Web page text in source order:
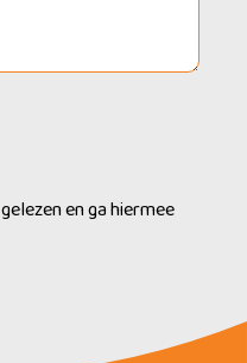
gelezen en ga hiermee